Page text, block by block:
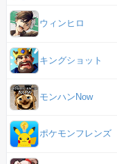
ウィンヒロ
キングショット
モンハンNow
ポケモンフレンズ